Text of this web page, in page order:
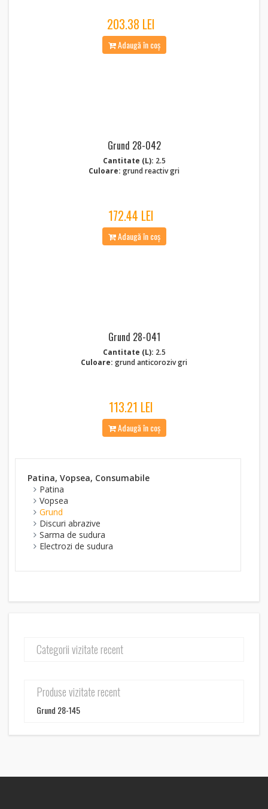
203.38 LEI
Adaugă în coș
Grund 28-042
Cantitate (L): 2.5
Culoare: grund reactiv gri
172.44 LEI
Adaugă în coș
Grund 28-041
Cantitate (L): 2.5
Culoare: grund anticoroziv gri
113.21 LEI
Adaugă în coș
Patina, Vopsea, Consumabile
Patina
Vopsea
Grund
Discuri abrazive
Sarma de sudura
Electrozi de sudura
Categorii vizitate recent
Produse vizitate recent
Grund 28-145